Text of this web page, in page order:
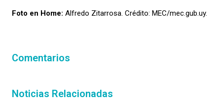
Foto en Home: Alfredo Zitarrosa. Crédito: MEC/mec.gub.uy.
Comentarios
Noticias Relacionadas